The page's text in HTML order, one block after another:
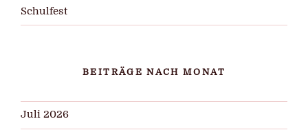
Schulfest
BEITRÄGE NACH MONAT
Juli 2026